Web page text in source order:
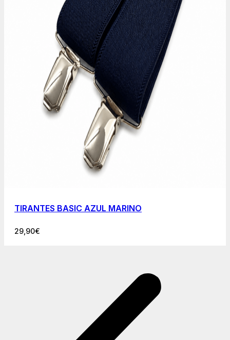
TIRANTES BASIC AZUL MARINO
29,90€